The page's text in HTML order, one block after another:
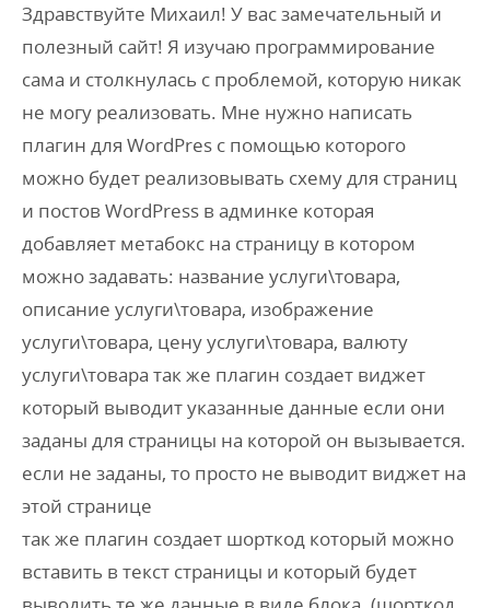
Здравствуйте Михаил! У вас замечательный и
полезный сайт! Я изучаю программирование
сама и столкнулась с проблемой, которую никак
не могу реализовать. Мне нужно написать
плагин для WordPres с помощью которого
можно будет реализовывать схему для страниц
и постов WordPress в админке которая
добавляет метабокс на страницу в котором
можно задавать: название услуги\товара,
описание услуги\товара, изображение
услуги\товара, цену услуги\товара, валюту
услуги\товара так же плагин создает виджет
который выводит указанные данные если они
заданы для страницы на которой он вызывается.
если не заданы, то просто не выводит виджет на
этой странице
так же плагин создает шорткод который можно
вставить в текст страницы и который будет